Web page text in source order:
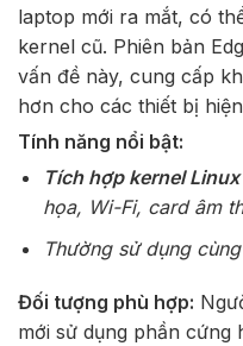
laptop mới ra mắt, có
kernel cũ. Phiên bản
vấn đề này, cung cấp
hơn cho các thiết bị
Tính năng nổi bật:
Tích hợp kernel
họa, Wi-Fi, card âm
Thường sử dụng
Đối tượng phù hợp:
mới sử dụng phần